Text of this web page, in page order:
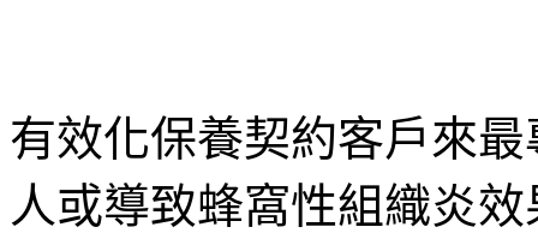
有效化保養契約客戶來最
人或導致蜂窩性組織炎